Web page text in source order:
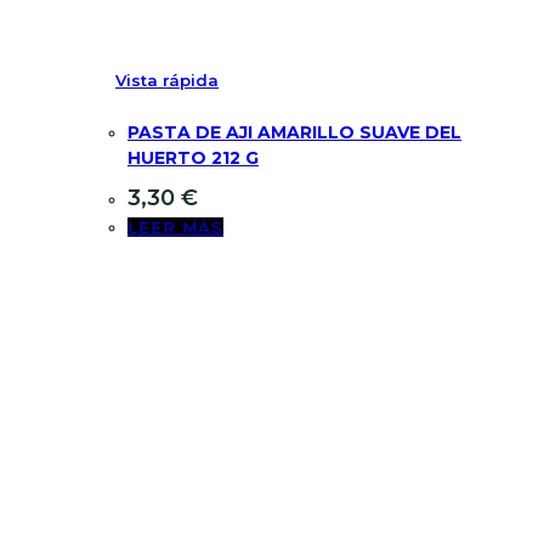
Vista rápida
PASTA DE AJI AMARILLO SUAVE DEL
HUERTO 212 G
3,30 €
LEER MÁS